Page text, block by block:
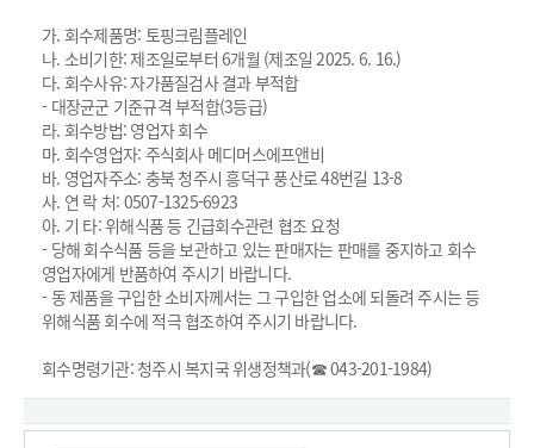
가. 회수제품명: 토핑크림플레인
나. 소비기한: 제조일로부터 6개월 (제조일 2025. 6. 16.)
다. 회수사유: 자가품질검사 결과 부적합
- 대장균군 기준규격 부적합(3등급)
라. 회수방법: 영업자 회수
마. 회수영업자: 주식회사 메디머스에프앤비
바. 영업자주소: 충북 청주시 흥덕구 풍산로 48번길 13-8
사. 연 락 처: 0507-1325-6923
아. 기 타: 위해식품 등 긴급회수관련 협조 요청
- 당해 회수식품 등을 보관하고 있는 판매자는 판매를 중지하고 회수
영업자에게 반품하여 주시기 바랍니다.
- 동 제품을 구입한 소비자께서는 그 구입한 업소에 되돌려 주시는 등
위해식품 회수에 적극 협조하여 주시기 바랍니다.
회수명령기관: 청주시 복지국 위생정책과(☎ 043-201-1984)